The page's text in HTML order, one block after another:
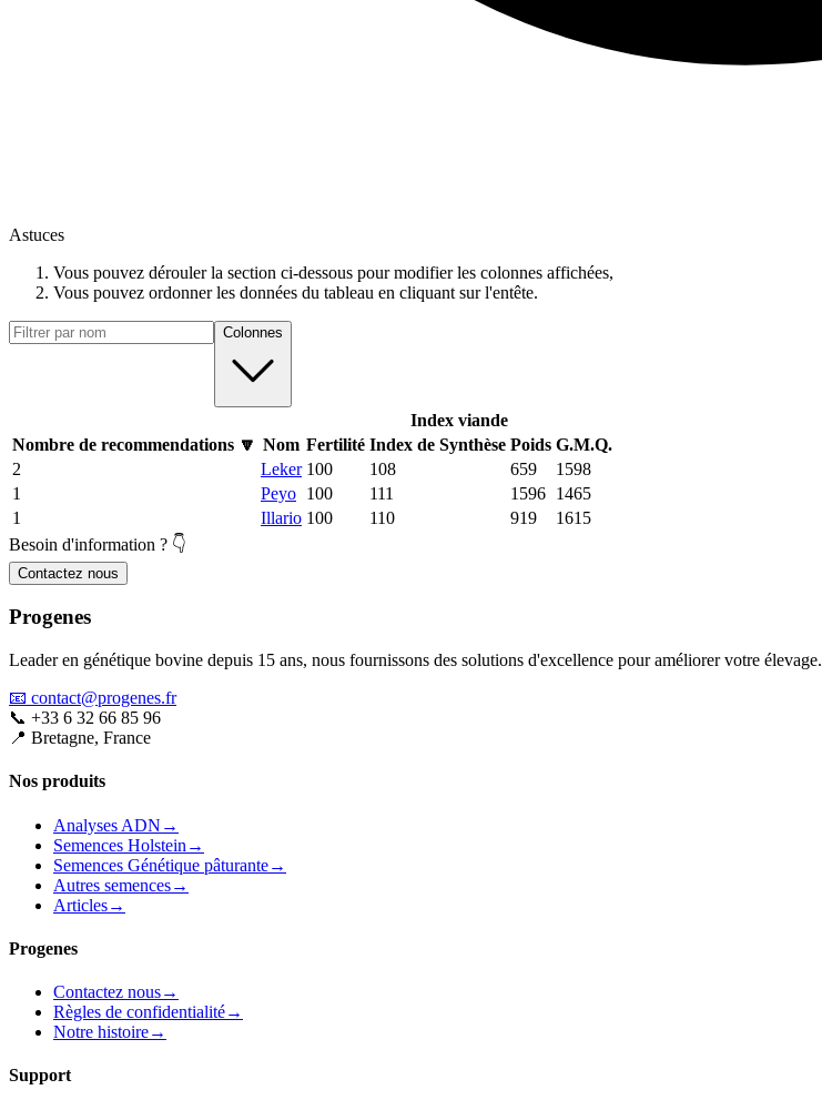
Astuces
Vous pouvez dérouler la section ci-dessous pour modifier les colonnes affichées,
Vous pouvez ordonner les données du tableau en cliquant sur l'entête.
Colonnes
Index viande
Nombre de recommendations 🔽 Nom Fertilité Index de Synthèse Poids G.M.Q.
2
Leker 100 108 659
1598
1
Peyo 100 111 1596 1465
1
Illario 100 110 919
1615
Besoin d'information ? 👇
Contactez nous
Progenes
Leader en génétique bovine depuis 15 ans, nous fournissons des solutions d'excellence pour améliorer votre élevage.
📧 contact@progenes.fr
📞 +33 6 32 66 85 96
📍 Bretagne, France
Nos produits
Analyses ADN →
Semences Holstein →
Semences Génétique pâturante→
Autres semences→
Articles→
Progenes
Contactez nous→
Règles de confidentialité→
Notre histoire→
Support